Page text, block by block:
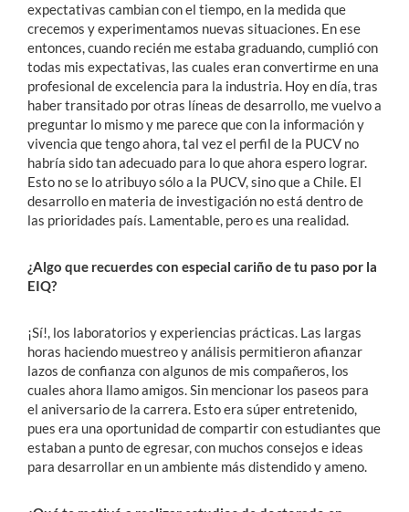
expectativas cambian con el tiempo, en la medida que
crecemos y experimentamos nuevas situaciones. En ese
entonces, cuando recién me estaba graduando, cumplió con
todas mis expectativas, las cuales eran convertirme en una
profesional de excelencia para la industria. Hoy en día, tras
haber transitado por otras líneas de desarrollo, me vuelvo a
preguntar lo mismo y me parece que con la información y
vivencia que tengo ahora, tal vez el perfil de la PUCV no
habría sido tan adecuado para lo que ahora espero lograr.
Esto no se lo atribuyo sólo a la PUCV, sino que a Chile. El
desarrollo en materia de investigación no está dentro de
las prioridades país. Lamentable, pero es una realidad.
¿Algo que recuerdes con especial cariño de tu paso por la
EIQ?
¡Sí!, los laboratorios y experiencias prácticas. Las largas
horas haciendo muestreo y análisis permitieron afianzar
lazos de confianza con algunos de mis compañeros, los
cuales ahora llamo amigos. Sin mencionar los paseos para
el aniversario de la carrera. Esto era súper entretenido,
pues era una oportunidad de compartir con estudiantes que
estaban a punto de egresar, con muchos consejos e ideas
para desarrollar en un ambiente más distendido y ameno.